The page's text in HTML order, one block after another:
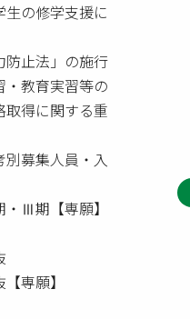
の修学支援に
防止法」の施行
・教育実習等の
取得に関する重
募集人員・入
Ⅲ期【専願】
専願】